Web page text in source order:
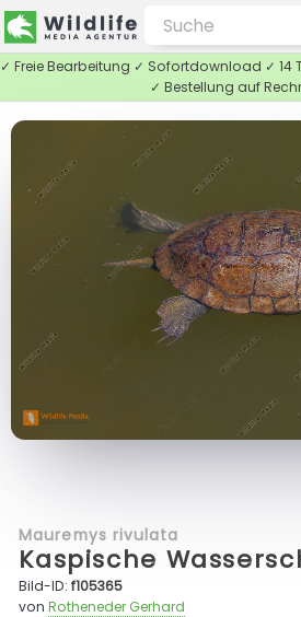
✓ Freie Bearbeitung ✓ Sofortdownload ✓
✓ Bestellung auf
Mauremys rivulata
Kaspische
Bild-ID:f105365
vonRotheneder Gerhard